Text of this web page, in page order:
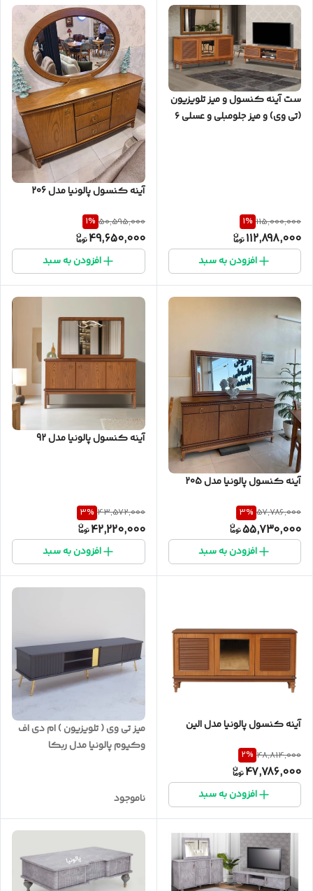
ست آینه کنسول و میز تلویزیون
(تی وی) و میز جلومبلی و عسلی ۶
115,000,000
1%
112,898,000
افزودن به سبد
آینه کنسول پالونیا مدل 206
50,595,000
1%
49,650,000
افزودن به سبد
آینه کنسول پالونیا مدل 205
57,786,000
3%
55,730,000
افزودن به سبد
آینه کنسول پالونیا مدل 92
43,572,000
3%
42,220,000
افزودن به سبد
آینه کنسول پالونیا مدل الین
48,814,000
2%
47,786,000
افزودن به سبد
میز تی وی ( تلویزیون ) ام دی اف
وکیوم پالونیا مدل ربکا
ناموجود